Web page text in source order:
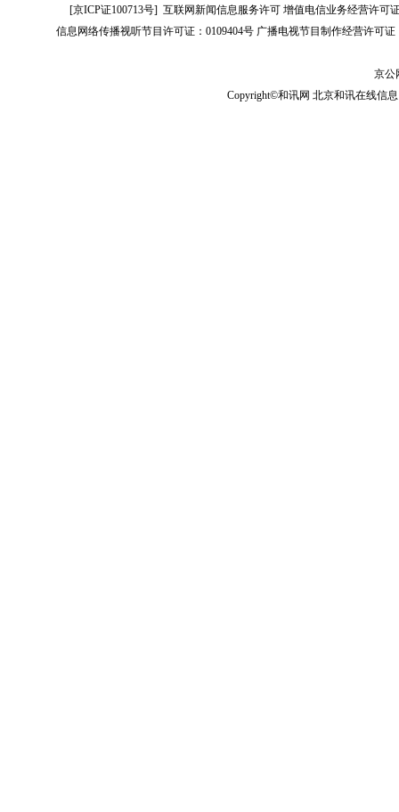
[京ICP证100713号]互联网新闻信息服务许可 增值电信业务经营许可
信息网络传播视听节目许可证：0109404号 广播电视节目制作经营许可证
京公
Copyright©和讯网 北京和讯在线信